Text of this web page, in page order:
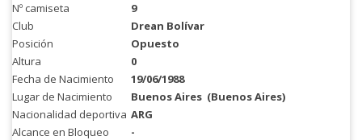
Nº camiseta
9
Club
Drean Bolívar
Posición
Opuesto
Altura
0
Fecha de Nacimiento
19/06/1988
Lugar de Nacimiento
Buenos Aires (Buenos Aires)
Nacionalidad deportiva ARG
Alcance en Bloqueo
-